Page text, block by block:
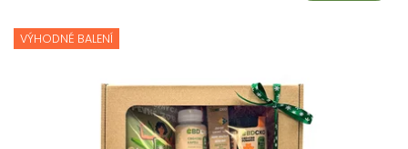
VÝHODNÉ BALENÍ